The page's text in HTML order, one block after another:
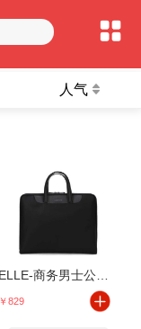
人气
ELLE-商务男士公文包
￥829